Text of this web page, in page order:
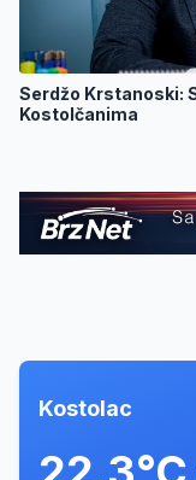
Serdžo Krstanoski:
Kostolčanima
Kostolac